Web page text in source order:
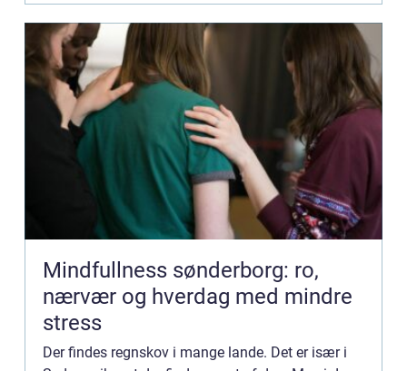
Mindfullness sønderborg: ro,
nærvær og hverdag med mindre
stress
Der findes regnskov i mange lande. Det er især i